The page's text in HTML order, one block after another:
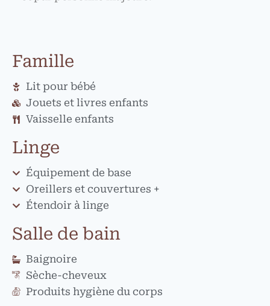
Famille
Lit pour bébé
Jouets et livres enfants
Vaisselle enfants
Linge
Équipement de base
Oreillers et couvertures +
Étendoir à linge
Salle de bain
Baignoire
Sèche-cheveux
Produits hygiène du corps